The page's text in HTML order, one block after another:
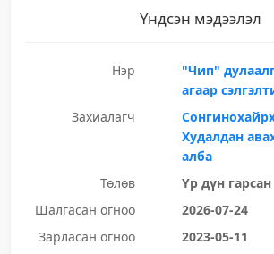
Үндсэн мэдээлэл
Нэр
"Чип"
агаар
Захиалагч
Худалдан
алба
Төлөв
Үр дүн гарсан
Шалгасан огноо
2026-07-24
Зарласан огноо
2023-05-11